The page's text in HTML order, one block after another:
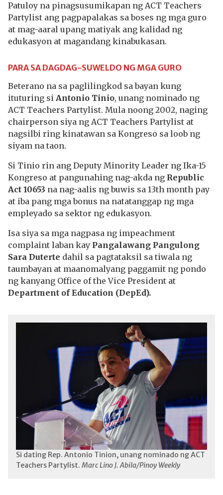
Patuloy na pinagsusumikapan ng ACT Teachers
Partylist ang pagpapalakas sa boses ng mga guro
at mag-aaral upang matiyak ang kalidad ng
edukasyon at magandang kinabukasan.
PARA SA DAGDAG-SUWELDO NG MGA GURO
Beterano na sa paglilingkod sa bayan kung
ituturing si Antonio Tinio, unang nominado ng
ACT Teachers Partylist. Mula noong 2002, naging
chairperson siya ng ACT Teachers Partylist at
nagsilbi ring kinatawan sa Kongreso sa loob ng
siyam na taon.
Si Tinio rin ang Deputy Minority Leader ng Ika-15
Kongreso at pangunahing nag-akda ng Republic
Act 10653 na nag-aalis ng buwis sa 13th month pay
at iba pang mga bonus na natatanggap ng mga
empleyado sa sektor ng edukasyon.
Isa siya sa mga nagpasa ng impeachment
complaint laban kay Pangalawang Pangulong
Sara Duterte dahil sa pagtataksil sa tiwala ng
taumbayan at maanomalyang paggamit ng pondo
ng kanyang Office of the Vice President at
Department of Education (DepEd).
Si dating Rep. Antonio Tinion, unang nominado ng ACT
Teachers Partylist. Marc Lino J. Abila/Pinoy Weekly